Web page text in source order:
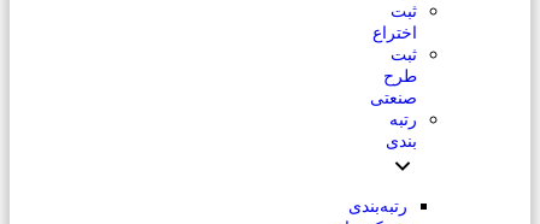
ثبت
اختراع
ثبت
طرح
صنعتی
رتبه
بندی
رتبه‌بندی